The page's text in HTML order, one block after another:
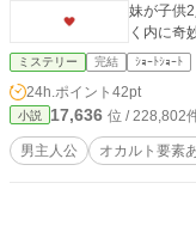
たちと再現検証をしている
るために制服の警察官と鷹
れた。 宗一郎は、その再現
る萬の協力で、宮城県から
とともに事件の実証をする
いることを知ることとなる
どんな関係があるのか？ 殺
け出せることが出来るのか
妹が子供
く内に奇
ミステリー 完結 ｼｮｰﾄｼｮｰﾄ
24h.ポイント 42pt
小説 17,636 位 / 228,802
男主人公 オカルト要素